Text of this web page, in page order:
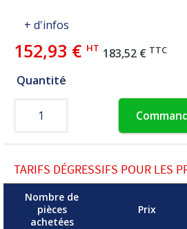
+ d'infos
152,93 € HT 183,52 € TTC
Quantité
TARIFS DÉGRESSIFS POUR LES
Nombre de
pièces
achetées
Prix